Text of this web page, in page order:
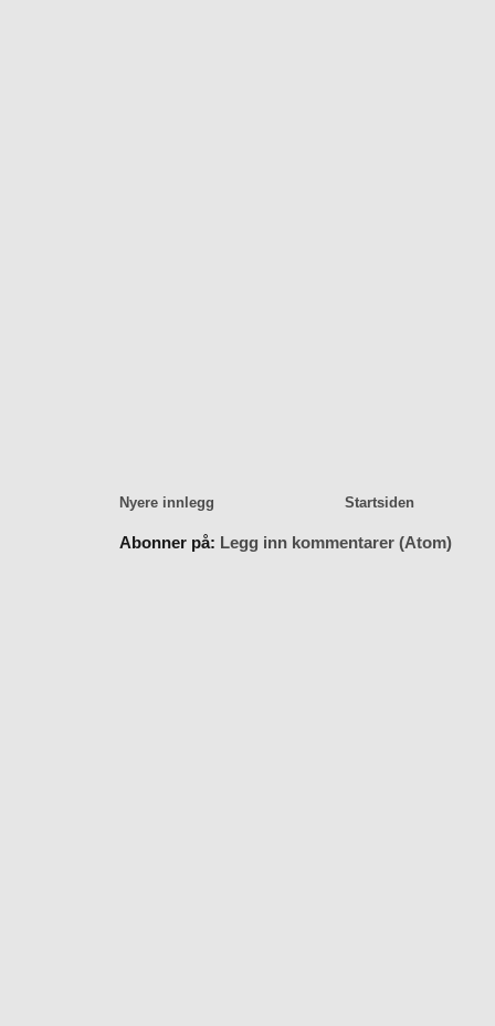
Nyere innlegg Startsiden
Abonner på: Legg inn kommentarer (Atom)